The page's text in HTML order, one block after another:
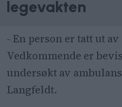
legevakten
- En person er tatt ut
Vedkommende er
undersøkt av
Langfeldt.